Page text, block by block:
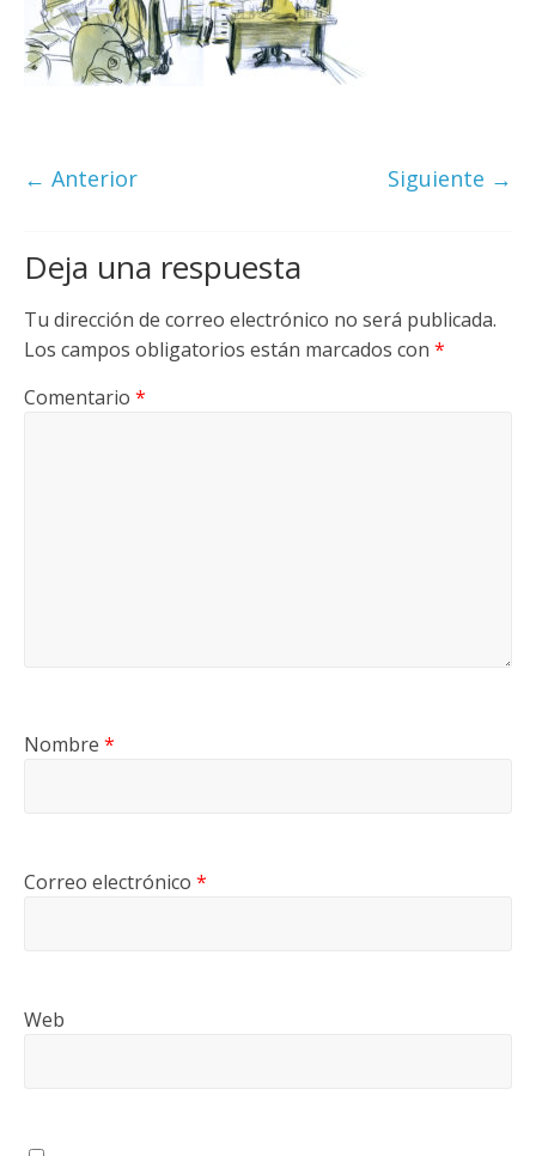
← Anterior Siguiente →
Deja una respuesta
Tu dirección de correo electrónico no será publicada.
Los campos obligatorios están marcados con *
Comentario *
Nombre *
Correo electrónico *
Web